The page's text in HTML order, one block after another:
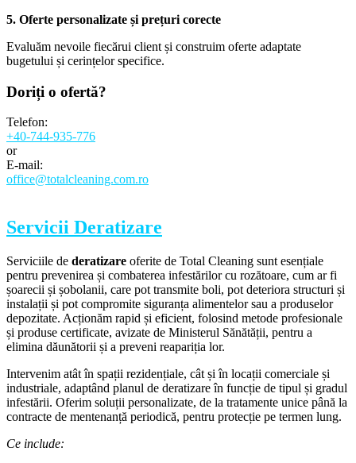
5. Oferte personalizate și prețuri corecte
Evaluăm nevoile fiecărui client și construim oferte adaptate
bugetului și cerințelor specifice.
Doriți o ofertă?
Telefon:
+40-744-935-776
or
E-mail:
office@totalcleaning.com.ro
Servicii Deratizare
Serviciile de deratizare oferite de Total Cleaning sunt esențiale
pentru prevenirea și combaterea infestărilor cu rozătoare, cum ar fi
șoarecii și șobolanii, care pot transmite boli, pot deteriora structuri și
instalații și pot compromite siguranța alimentelor sau a produselor
depozitate. Acționăm rapid și eficient, folosind metode profesionale
și produse certificate, avizate de Ministerul Sănătății, pentru a
elimina dăunătorii și a preveni reapariția lor.
Intervenim atât în spații rezidențiale, cât și în locații comerciale și
industriale, adaptând planul de deratizare în funcție de tipul și gradul
infestării. Oferim soluții personalizate, de la tratamente unice până la
contracte de mentenanță periodică, pentru protecție pe termen lung.
Ce include: